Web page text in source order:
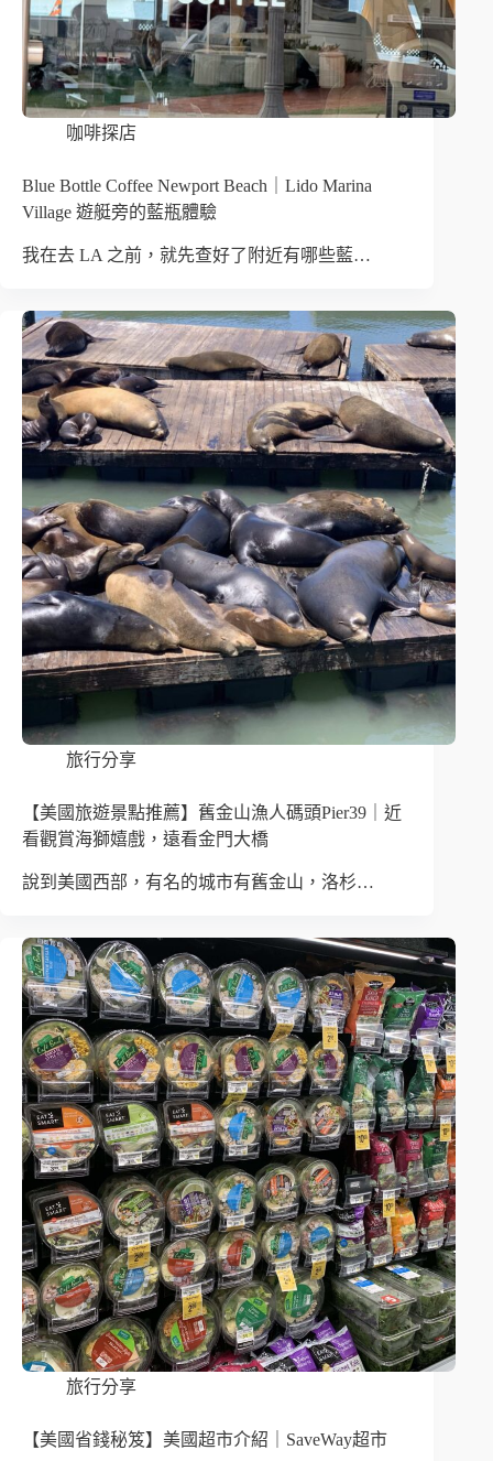
咖啡探店
Blue Bottle Coffee Newport Beach｜Lido Marina
Village 遊艇旁的藍瓶體驗
我在去 LA 之前，就先查好了附近有哪些藍…
旅行分享
【美國旅遊景點推薦】舊金山漁人碼頭Pier39｜近
看觀賞海獅嬉戲，遠看金門大橋
說到美國西部，有名的城市有舊金山，洛杉…
旅行分享
【美國省錢秘笈】美國超市介紹｜SaveWay超市